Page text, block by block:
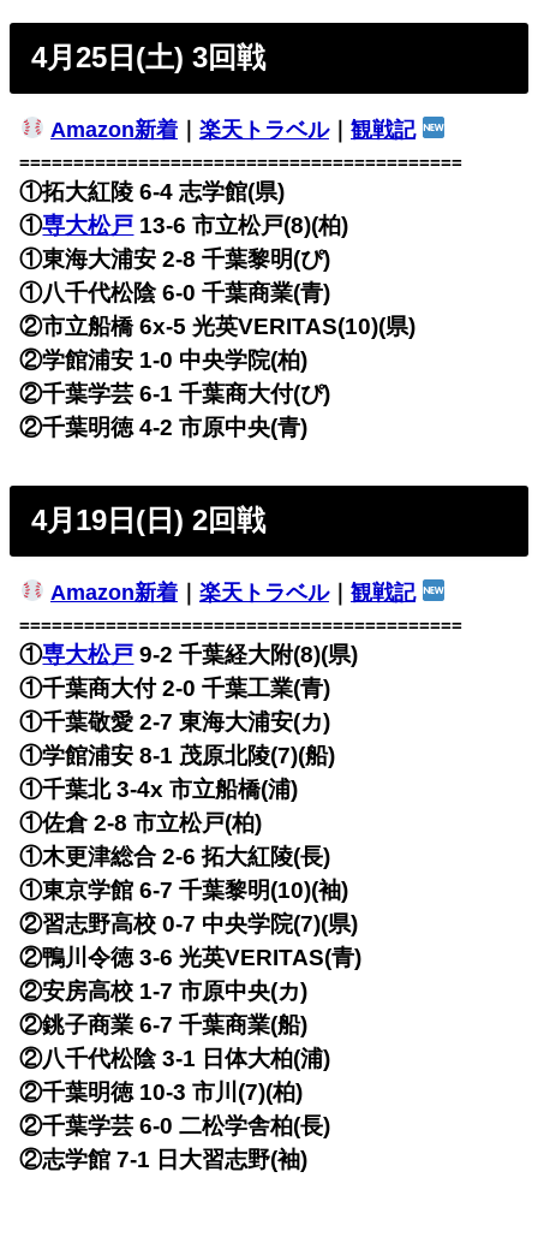
4月25日(土) 3回戦
Amazon新着｜ 楽天トラベル｜ 観戦記
=========================================
①拓大紅陵 6-4 志学館(県)
①専大松戸 13-6 市立松戸(8)(柏)
①東海大浦安 2-8 千葉黎明(ぴ)
①八千代松陰 6-0 千葉商業(青)
②市立船橋 6x-5 光英VERITAS(10)(県)
②学館浦安 1-0 中央学院(柏)
②千葉学芸 6-1 千葉商大付(ぴ)
②千葉明徳 4-2 市原中央(青)
4月19日(日) 2回戦
Amazon新着｜ 楽天トラベル｜ 観戦記
=========================================
①専大松戸 9-2 千葉経大附(8)(県)
①千葉商大付 2-0 千葉工業(青)
①千葉敬愛 2-7 東海大浦安(カ)
①学館浦安 8-1 茂原北陵(7)(船)
①千葉北 3-4x 市立船橋(浦)
①佐倉 2-8 市立松戸(柏)
①木更津総合 2-6 拓大紅陵(長)
①東京学館 6-7 千葉黎明(10)(袖)
②習志野高校 0-7 中央学院(7)(県)
②鴨川令徳 3-6 光英VERITAS(青)
②安房高校 1-7 市原中央(カ)
②銚子商業 6-7 千葉商業(船)
②八千代松陰 3-1 日体大柏(浦)
②千葉明徳 10-3 市川(7)(柏)
②千葉学芸 6-0 二松学舎柏(長)
②志学館 7-1 日大習志野(袖)